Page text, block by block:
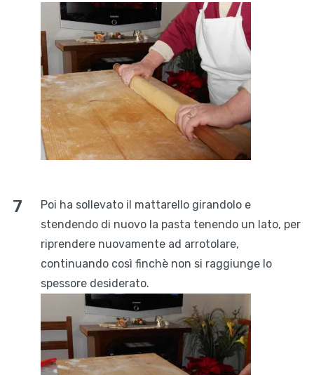
Poi ha sollevato il mattarello girandolo e
stendendo di nuovo la pasta tenendo un lato, per
riprendere nuovamente ad arrotolare,
continuando così finchè non si raggiunge lo
spessore desiderato.